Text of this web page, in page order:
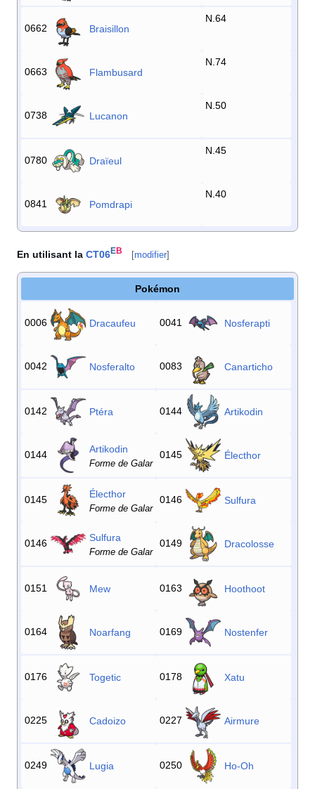
0662 Braisillon
N.64
0663 Flambusard
N.74
0738 Lucanon
N.50
0780 Draïeul
N.45
0841 Pomdrapi
N.40
En utilisant la CT06EB [modifier]
Pokémon
0006 Dracaufeu 0041 Nosferapti
0042 Nosferalto 0083 Canarticho
0142 Ptéra 0144 Artikodin
0144 Artikodin
Forme de Galar
0145 Électhor
0145 Électhor
Forme de Galar
0146 Sulfura
0146 Sulfura
Forme de Galar
0149 Dracolosse
0151 Mew 0163 Hoothoot
0164 Noarfang 0169 Nostenfer
0176 Togetic 0178 Xatu
0225 Cadoizo 0227 Airmure
0249 Lugia 0250 Ho-Oh